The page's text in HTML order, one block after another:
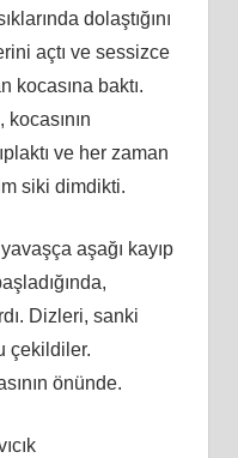
dolaştığını
açtı ve sessizce
kocasına baktı.
kocasının
ve her zaman
siki dimdikti.
aşağı kayıp
Dizleri, sanki
çekildiler.
önünde.